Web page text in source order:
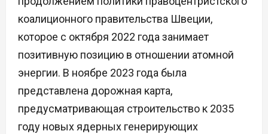
коалиционного правительства Швеции,
которое с октября 2022 года занимает
позитивную позицию в отношении атомной
энергии. В ноябре 2023 года была
представлена дорожная карта,
предусматривающая строительство к 2035
году новых ядерных генерирующих